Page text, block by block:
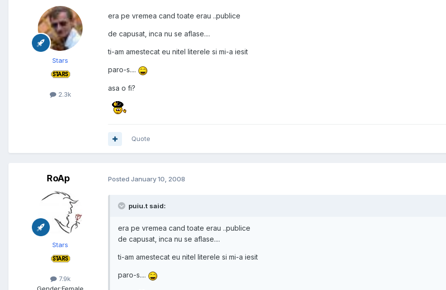
Stars
2.3k
era pe vremea cand toate erau ..publice
de capusat, inca nu se aflase....
ti-am amestecat eu nitel literele si mi-a iesit
paro-s....
asa o fi?
Quote
RoAp
Stars
7.9k
Gender:Female
Posted January 10, 2008
puiu.t said:
era pe vremea cand toate erau ..publice
de capusat, inca nu se aflase....
ti-am amestecat eu nitel literele si mi-a iesit
paro-s....